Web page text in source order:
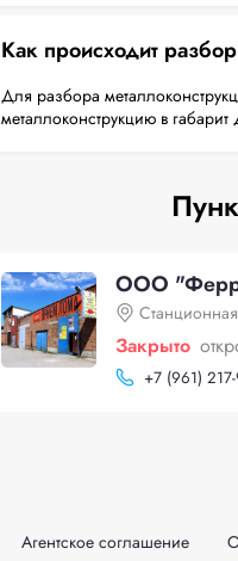
Как происходит
Для разбора
металлоконструкцию в
ООО
Закрыто
+7 (961)
Агентское соглашение